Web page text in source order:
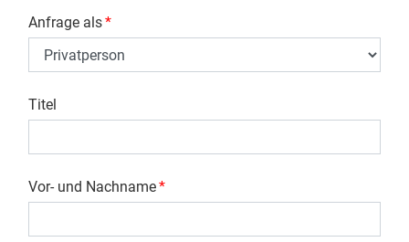
Anfrage als*
Titel
Vor- und Nachname*